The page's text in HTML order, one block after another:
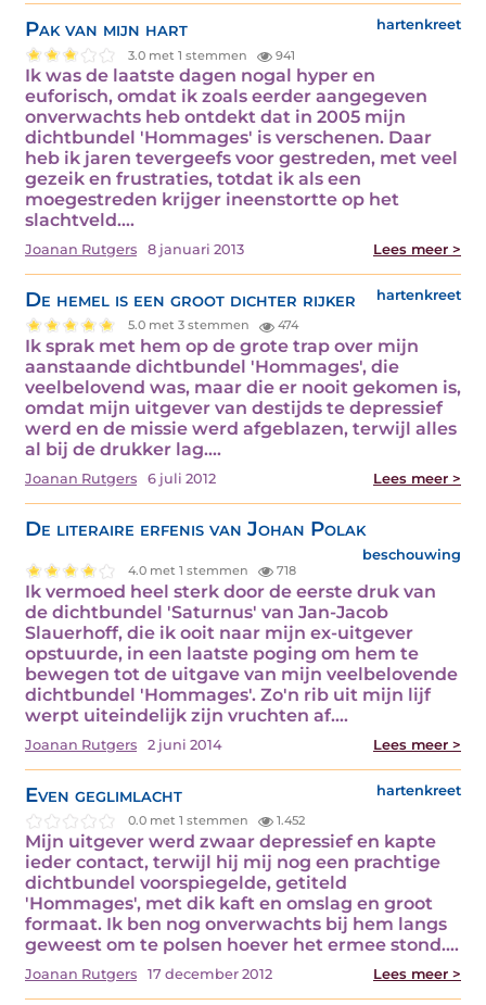
Pak van mijn hart hartenkreet
3.0 met 1 stemmen 941
Ik was de laatste dagen nogal hyper en
euforisch, omdat ik zoals eerder aangegeven
onverwachts heb ontdekt dat in 2005 mijn
dichtbundel 'Hommages' is verschenen. Daar
heb ik jaren tevergeefs voor gestreden, met veel
gezeik en frustraties, totdat ik als een
moegestreden krijger ineenstortte op het
slachtveld.…
Joanan Rutgers 8 januari 2013 Lees meer >
De hemel is een groot dichter rijker hartenkreet
5.0 met 3 stemmen 474
Ik sprak met hem op de grote trap over mijn
aanstaande dichtbundel 'Hommages', die
veelbelovend was, maar die er nooit gekomen is,
omdat mijn uitgever van destijds te depressief
werd en de missie werd afgeblazen, terwijl alles
al bij de drukker lag.…
Joanan Rutgers 6 juli 2012 Lees meer >
De literaire erfenis van Johan Polak
beschouwing
4.0 met 1 stemmen 718
Ik vermoed heel sterk door de eerste druk van
de dichtbundel 'Saturnus' van Jan-Jacob
Slauerhoff, die ik ooit naar mijn ex-uitgever
opstuurde, in een laatste poging om hem te
bewegen tot de uitgave van mijn veelbelovende
dichtbundel 'Hommages'. Zo'n rib uit mijn lijf
werpt uiteindelijk zijn vruchten af.…
Joanan Rutgers 2 juni 2014 Lees meer >
Even geglimlacht hartenkreet
0.0 met 1 stemmen 1.452
Mijn uitgever werd zwaar depressief en kapte
ieder contact, terwijl hij mij nog een prachtige
dichtbundel voorspiegelde, getiteld
'Hommages', met dik kaft en omslag en groot
formaat. Ik ben nog onverwachts bij hem langs
geweest om te polsen hoever het ermee stond.…
Joanan Rutgers 17 december 2012 Lees meer >